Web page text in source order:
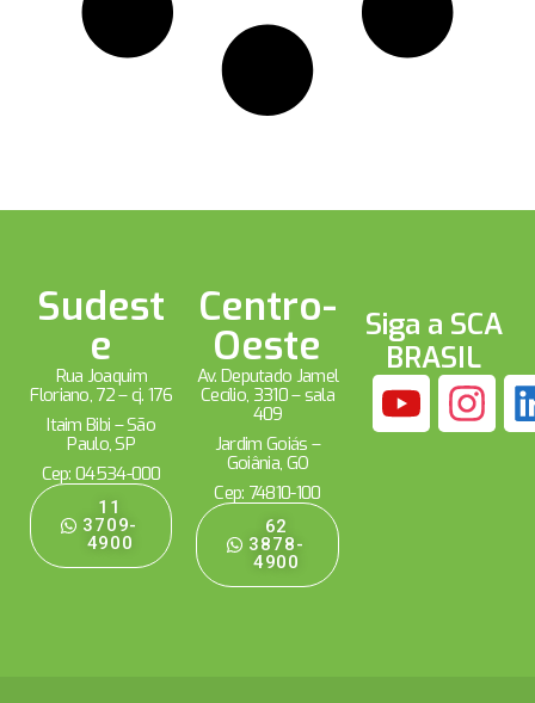
Sudest
e
Rua Joaquim
Floriano, 72 – cj. 176
Itaim Bibi – São
Paulo, SP
Cep: 04534-000
11
3709-
4900
Centro-
Oeste
Av. Deputado Jamel
Cecílio, 3310 – sala
409
Jardim Goiás –
Goiânia, GO
Cep: 74810-100
62
3878-
4900
Siga a SCA
BRASIL